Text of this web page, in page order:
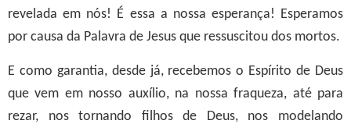
revelada em nós! É essa a nossa esperança! Esperamos
por causa da Palavra de Jesus que ressuscitou dos mortos.
E como garantia, desde já, recebemos o Espírito de Deus
que vem em nosso auxílio, na nossa fraqueza, até para
rezar, nos tornando filhos de Deus, nos modelando